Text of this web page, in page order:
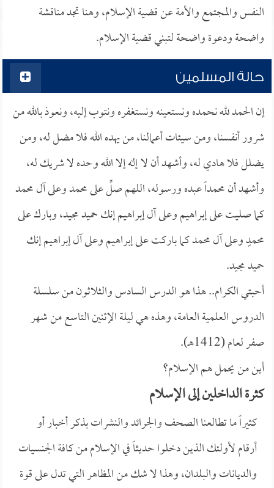
النفس والمجتمع والأمة عن قضية الإسلام، وهنا تجد مناقشة
واضحة ودعوة واضحة لتبني قضية الإسلام.
حالة المسلمين
إن الحمد لله نحمده ونستعينه ونستغفره ونتوب إليه، ونعوذ بالله من
شرور أنفسنا، ومن سيئات أعمالنا، من يهده الله فلا مضل له، ومن
يضلل فلا هادي له، وأشهد أن لا إله إلا الله وحده لا شريك له،
وأشهد أن محمداً عبده ورسوله، اللهم صلِّ على محمد وعلى آل محمد
كما صليت على إبراهيم وعلى آل إبراهيم إنك حميد مجيد، وبارك على
محمدٍ وعلى آل محمد كما باركت على إبراهيم وعلى آل إبراهيم إنك
حميد مجيد.
أحبتي الكرام.. هذا هو الدرس السادس والثلاثون من سلسلة
الدروس العلمية العامة، وهذه هي ليلة الإثنين التاسع من شهر
صفر لعام (1412هـ).
أين من يحمل هم الإسلام؟
كثرة الداخلين إلى الإسلام
كثيراً ما تطالعنا الصحف والجرائد والنشرات بذكر أخبار أو
أرقام لأولئك الذين دخلوا حديثاً في الإسلام من كافة الجنسيات
والديانات والبلدان، وهذا لا شك من المظاهر التي تدل على قوة